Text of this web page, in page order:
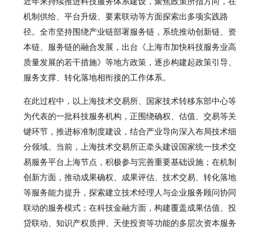
机制供给、平台升级、要素联动等方面探索出多项实践路
径。全市坚持围绕产业链部署服务链，系统推动创新链、资
本链、服务链的融合发展，出台《上海市加快科技服务业高
质量发展的若干措施》等地方政策，逐步构建起政策引导、
服务支撑、转化落地相衔接的工作体系。
在此过程中，以上海技术交易所、 国家技术转移东部中心等
为代表的一批科技服务机构，正围绕确权、估值、交易等关
键环节，推进标准制度建设，结合产业导向深入布局技术细
分领域。当前，上海技术交易所正牵头建设国家统一技术交
易服务平台上海节点，积极参与完善重要基础设施；在机制
创新方面，推动成果确权、成果评估、技术交易、转化落地
等服务能力提升，探索建立技术经理人与企业服务顾问协同
联动的服务模式；在科技金融方面，构建覆盖成果估值、投
贷联动、知识产权质押、 天使投资等功能的多层次资本服务